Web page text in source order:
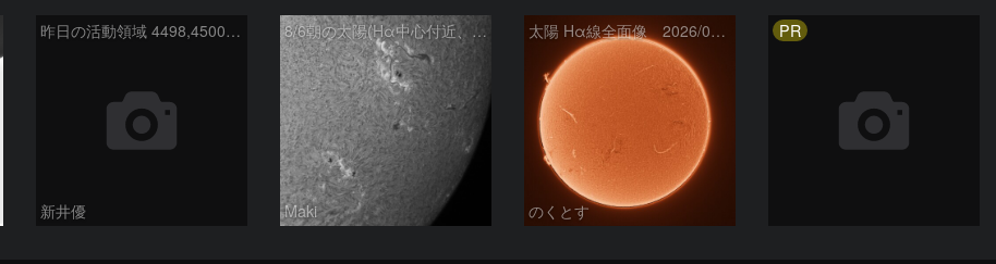
昨日の活動領域 4498,4500：2026/08/05
新井優
8/6朝の太陽(Hα中心付近、4498、4502付近)
Maki
太陽 Hα線全面像 2026/08/06
のくとす
PR